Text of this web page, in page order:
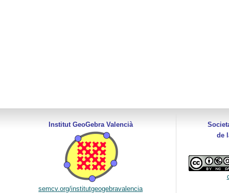
Institut GeoGebra Valencià
semcv.org/institutgeogebravalencia
de